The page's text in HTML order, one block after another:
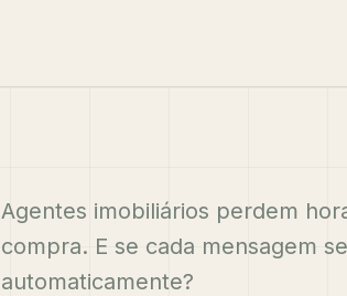
Agentes imobiliários perdem
compra. E se cada mensagem
automaticamente?